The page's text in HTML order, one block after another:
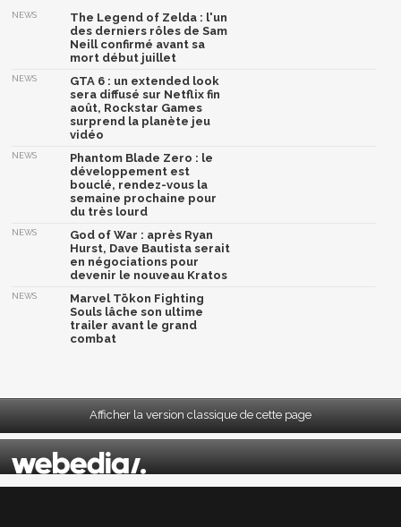
NEWS
The Legend of Zelda : l'un
des derniers rôles de Sam
Neill confirmé avant sa
mort début juillet
NEWS
GTA 6 : un extended look
sera diffusé sur Netflix fin
août, Rockstar Games
surprend la planète jeu
vidéo
NEWS
Phantom Blade Zero : le
développement est
bouclé, rendez-vous la
semaine prochaine pour
du très lourd
NEWS
God of War : après Ryan
Hurst, Dave Bautista serait
en négociations pour
devenir le nouveau Kratos
NEWS
Marvel Tōkon Fighting
Souls lâche son ultime
trailer avant le grand
combat
Afficher la version classique de cette page